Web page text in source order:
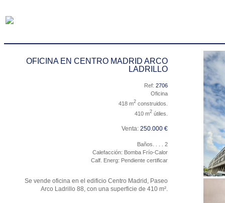
OFICINA EN CENTRO MADRID ARCO
LADRILLO
Ref: 2706
Oficina
418 m2 construidos.
410 m2 útiles.
Venta: 250.000 €
Baños. . . . 2
Calefacción: Bomba Frío-Calor
Calf. Energ: Pendiente certificar
Se vende oficina en el edificio Centro Madrid, Paseo
Arco Ladrillo 88, con una superficie de 410 m².